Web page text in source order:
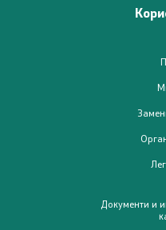
Слободен пристап до
Документи и